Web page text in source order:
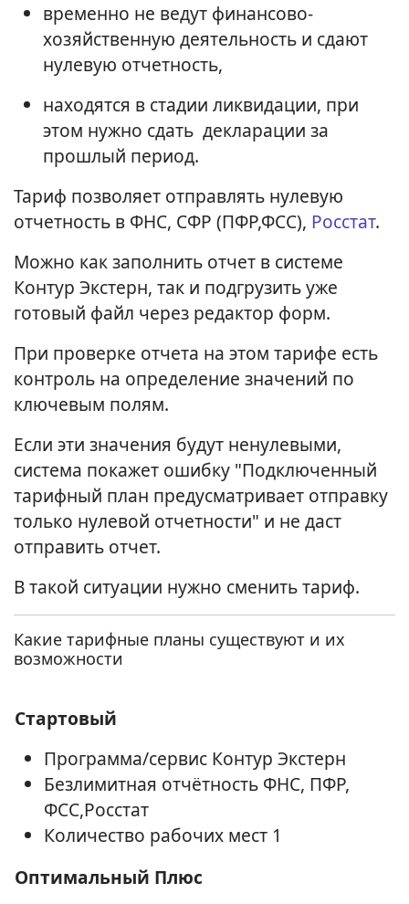
временно не ведут финансово-
хозяйственную деятельность и сдают
нулевую отчетность,
находятся в стадии ликвидации, при
этом нужно сдать декларации за
прошлый период.
Тариф позволяет отправлять нулевую
отчетность в ФНС, СФР (ПФР,ФСС), Росстат.
Можно как заполнить отчет в системе
Контур Экстерн, так и подгрузить уже
готовый файл через редактор форм.
При проверке отчета на этом тарифе есть
контроль на определение значений по
ключевым полям.
Если эти значения будут ненулевыми,
система покажет ошибку "Подключенный
тарифный план предусматривает отправку
только нулевой отчетности" и не даст
отправить отчет.
В такой ситуации нужно сменить тариф.
Какие тарифные планы существуют и их
возможности
Стартовый
Программа/сервис Контур Экстерн
Безлимитная отчётность ФНС, ПФР,
ФСС,Росстат
Количество рабочих мест 1
Оптимальный Плюс